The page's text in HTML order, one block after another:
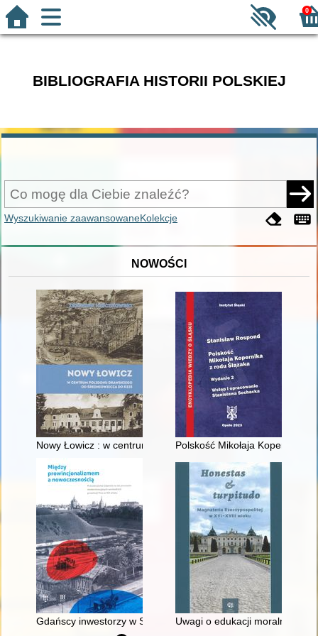
0
BIBLIOGRAFIA HISTORII POLSKIEJ
Wyszukiwanie zaawansowaneKolekcje
NOWOŚCI
Nowy Łowicz : w centrum poligonu drawskiego od
Polskość Mikołaja Kopernika z
Gdańscy inwestorzy w Sopocie : prestiż finansowy i
Uwagi o edukacji moralnej